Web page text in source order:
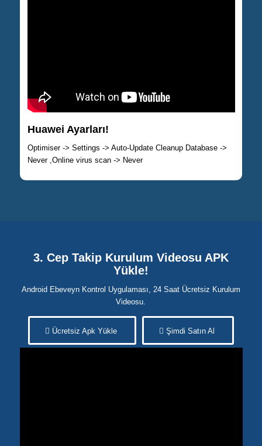
Huawei Ayarları!
Optimiser -> Settings -> Auto-Update Cleanup Database ->
Never ,Online virus scan -> Never
3. Cep Takip Kurulum Videosu APK
Yükle!
Android Ebeveyn Kontrol Uygulaması, 24 Saat Ücretsiz Kurulum
Videosu.
Ücretsiz Apk Yükle Şimdi Satın Al